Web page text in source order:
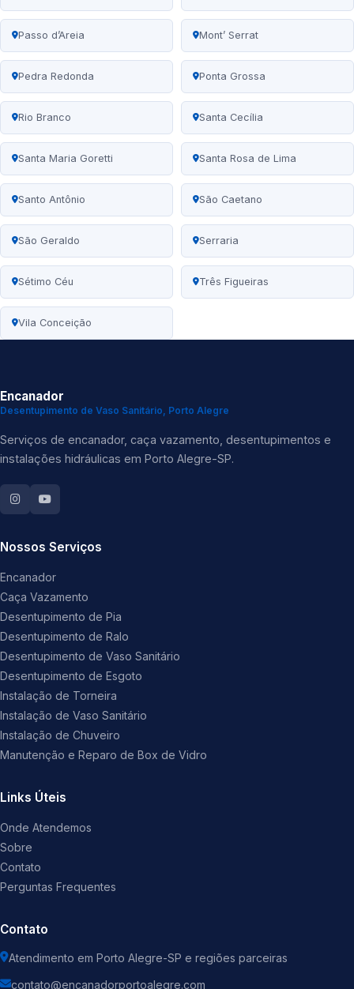
Passo d’Areia Mont’ Serrat
Pedra Redonda Ponta Grossa
Rio Branco Santa Cecília
Santa Maria Goretti Santa Rosa de Lima
Santo Antônio São Caetano
São Geraldo Serraria
Sétimo Céu Três Figueiras
Vila Conceição
Encanador
Desentupimento de Vaso Sanitário, Porto Alegre
Serviços de encanador, caça vazamento, desentupimentos e
instalações hidráulicas em Porto Alegre-SP.
Nossos Serviços
Encanador
Caça Vazamento
Desentupimento de Pia
Desentupimento de Ralo
Desentupimento de Vaso Sanitário
Desentupimento de Esgoto
Instalação de Torneira
Instalação de Vaso Sanitário
Instalação de Chuveiro
Manutenção e Reparo de Box de Vidro
Links Úteis
Onde Atendemos
Sobre
Contato
Perguntas Frequentes
Contato
Atendimento em Porto Alegre-SP e regiões parceiras
contato@encanadorportoalegre.com